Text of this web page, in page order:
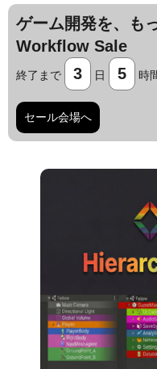
ゲーム開発を、も
Workflow Sale
終了まで 3 日 5 時
セール会場へ